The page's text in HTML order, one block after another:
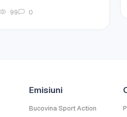
99 0
Emisiuni
Bucovina Sport Action